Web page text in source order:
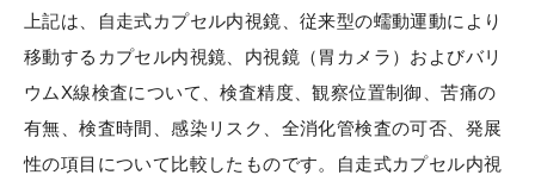
上記は、自走式カプセル内視鏡、従来型の蠕動運動により
移動するカプセル内視鏡、内視鏡（胃カメラ）およびバリ
ウムX線検査について、検査精度、観察位置制御、苦痛の
有無、検査時間、感染リスク、全消化管検査の可否、発展
性の項目について比較したものです。自走式カプセル内視